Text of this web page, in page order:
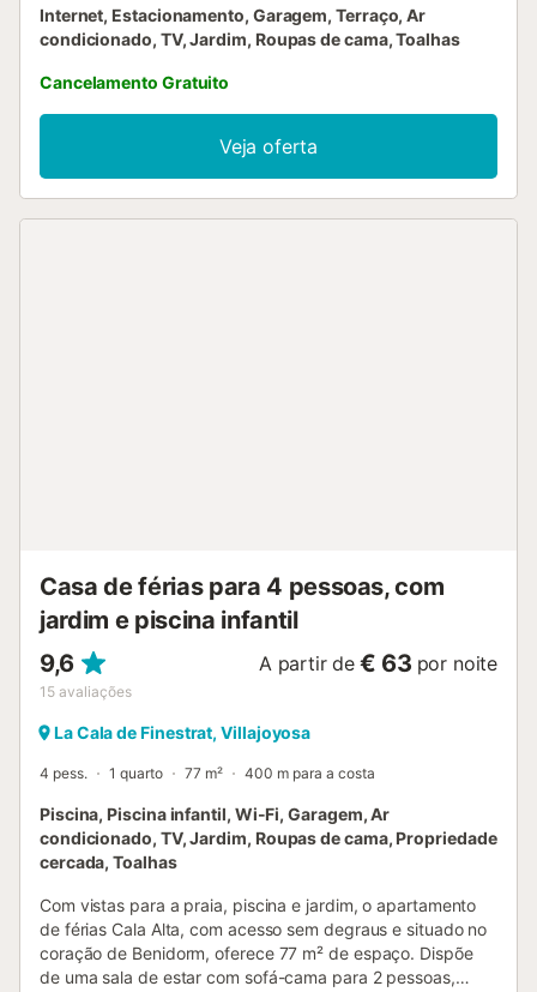
Internet, Estacionamento, Garagem, Terraço, Ar
condicionado, TV, Jardim, Roupas de cama, Toalhas
Cancelamento Gratuito
Veja oferta
Casa de férias para 4 pessoas, com
jardim e piscina infantil
9,6
15 avaliações
A partir de € 63 por noite
La Cala de Finestrat, Villajoyosa
4 pess. 1 quarto 77 m² 400 m para a costa
Piscina, Piscina infantil, Wi-Fi, Garagem, Ar
condicionado, TV, Jardim, Roupas de cama, Propriedade
cercada, Toalhas
Com vistas para a praia, piscina e jardim, o apartamento
de férias Cala Alta, com acesso sem degraus e situado no
coração de Benidorm, oferece 77 m² de espaço. Dispõe
de uma sala de estar com sofá-cama para 2 pessoas,